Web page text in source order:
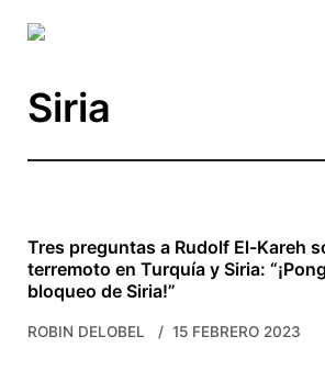
Siria
Tres preguntas a Rudolf El-Kareh
terremoto en Turquía y Siria:
bloqueo de Siria!”
ROBIN DELOBEL 15 FEBRERO 2023